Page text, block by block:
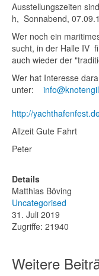
Ausstellungszeiten
h, Sonnabend,
Wer noch ein
sucht, in der Halle IV
auch wieder der
Wer hat Interesse
unter:
http://
Allzeit Gute Fahrt
Peter
Details
Matthias Böving
Uncategorised
31. Juli 2019
Zugriffe: 21940
Weitere